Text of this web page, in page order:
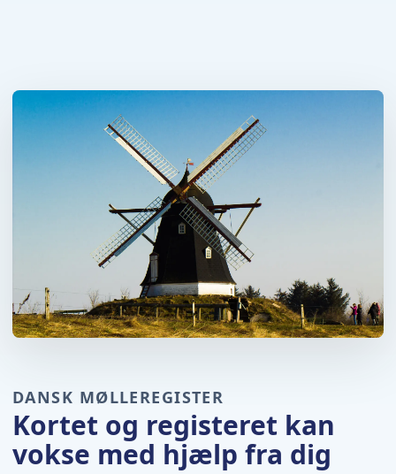
DANSK MØLLEREGISTER
Kortet og registeret kan
vokse med hjælp fra dig